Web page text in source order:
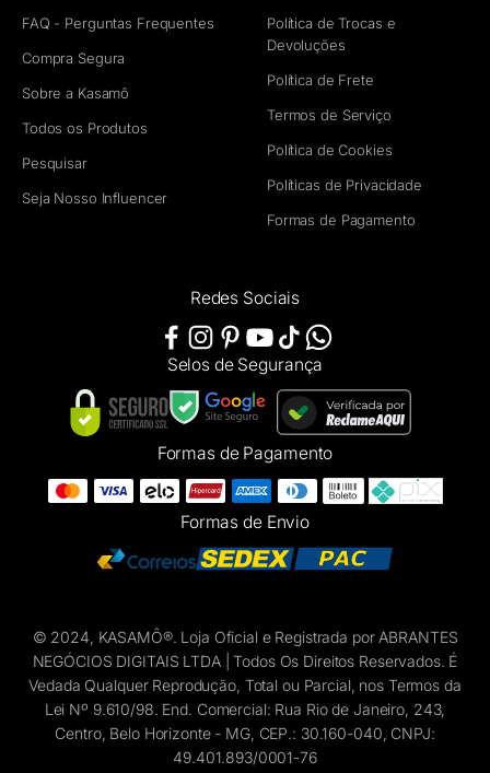
FAQ - Perguntas Frequentes
Compra Segura
Sobre a Kasamô
Todos os Produtos
Pesquisar
Seja Nosso Influencer
Política de Trocas e
Devoluções
Política de Frete
Termos de Serviço
Política de Cookies
Políticas de Privacidade
Formas de Pagamento
Redes Sociais
Selos de Segurança
Formas de Pagamento
Formas de Envio
© 2024, KASAMÔ®. Loja Oficial e Registrada por ABRANTES
NEGÓCIOS DIGITAIS LTDA | Todos Os Direitos Reservados. É
Vedada Qualquer Reprodução, Total ou Parcial, nos Termos da
Lei Nº 9.610/98. End. Comercial: Rua Rio de Janeiro, 243,
Centro, Belo Horizonte - MG, CEP.: 30.160-040, CNPJ:
49.401.893/0001-76